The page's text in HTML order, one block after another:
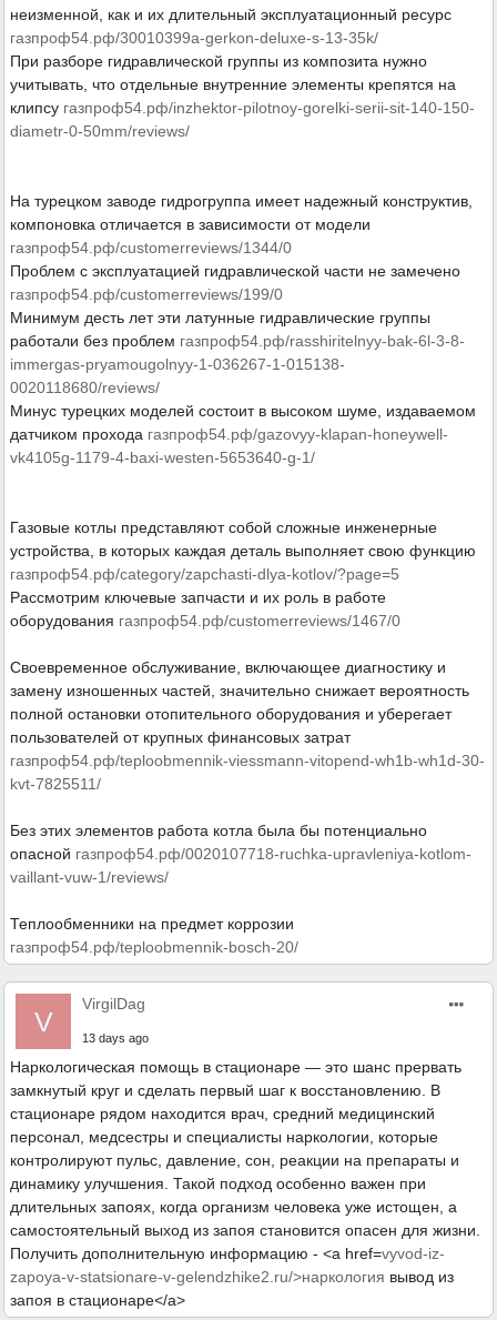
неизменной, как и их длительный эксплуатационный ресурс
газпроф54.рф/30010399a-gerkon-deluxe-s-13-35k/
При разборе гидравлической группы из композита нужно
учитывать, что отдельные внутренние элементы крепятся на
клипсу газпроф54.рф/inzhektor-pilotnoy-gorelki-serii-sit-140-150-
diametr-0-50mm/reviews/
На турецком заводе гидрогруппа имеет надежный конструктив,
компоновка отличается в зависимости от модели
газпроф54.рф/customerreviews/1344/0
Проблем с эксплуатацией гидравлической части не замечено
газпроф54.рф/customerreviews/199/0
Минимум десть лет эти латунные гидравлические группы
работали без проблем газпроф54.рф/rasshiritelnyy-bak-6l-3-8-
immergas-pryamougolnyy-1-036267-1-015138-
0020118680/reviews/
Минус турецких моделей состоит в высоком шуме, издаваемом
датчиком прохода газпроф54.рф/gazovyy-klapan-honeywell-
vk4105g-1179-4-baxi-westen-5653640-g-1/
Газовые котлы представляют собой сложные инженерные
устройства, в которых каждая деталь выполняет свою функцию
газпроф54.рф/category/zapchasti-dlya-kotlov/?page=5
Рассмотрим ключевые запчасти и их роль в работе
оборудования газпроф54.рф/customerreviews/1467/0
Своевременное обслуживание, включающее диагностику и
замену изношенных частей, значительно снижает вероятность
полной остановки отопительного оборудования и уберегает
пользователей от крупных финансовых затрат
газпроф54.рф/teploobmennik-viessmann-vitopend-wh1b-wh1d-30-
kvt-7825511/
Без этих элементов работа котла была бы потенциально
опасной газпроф54.рф/0020107718-ruchka-upravleniya-kotlom-
vaillant-vuw-1/reviews/
Теплообменники на предмет коррозии
газпроф54.рф/teploobmennik-bosch-20/
V
VirgilDag
13 days ago
Наркологическая помощь в стационаре — это шанс прервать
замкнутый круг и сделать первый шаг к восстановлению. В
стационаре рядом находится врач, средний медицинский
персонал, медсестры и специалисты наркологии, которые
контролируют пульс, давление, сон, реакции на препараты и
динамику улучшения. Такой подход особенно важен при
длительных запоях, когда организм человека уже истощен, а
самостоятельный выход из запоя становится опасен для жизни.
Получить дополнительную информацию - <a href=vyvod-iz-
zapoya-v-statsionare-v-gelendzhike2.ru/>наркология вывод из
запоя в стационаре</a>